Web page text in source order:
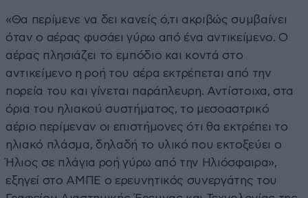
«Θα περίμενε να δει κανείς ό,τι ακριβώς συμβαίνει
όταν ο αέρας φυσάει γύρω από ένα αντικείμενο. Ο
αέρας πλησιάζει το εμπόδιο και κοντά στο
αντικείμενο η ροή του αέρα εκτρέπεται από την
πορεία του και γίνεται παράπλευρη. Αντίστοιχα, στα
όρια του ηλιακού συστήματος, το μεσοαστρικό
αέριο περίμεναν οι επιστήμονες ότι θα εκτρέπει το
ηλιακό πλάσμα, δηλαδή το υλικό που εκτοξεύει ο
Ήλιος σε πλάγια ροή γύρω από την Ηλιόσφαιρα»,
εξηγεί στο ΑΜΠΕ ο ερευνητικός συνεργάτης του